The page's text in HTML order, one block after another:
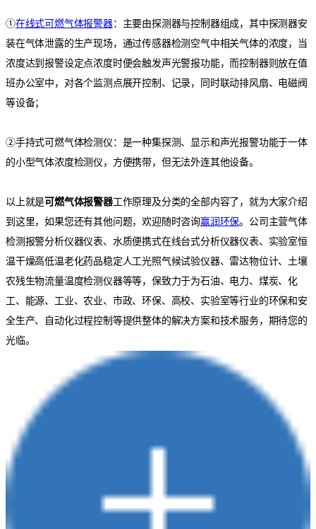
①在线式可燃气体报警器：主要由探测器与控制器组成，其中探测器安
装在气体泄露的生产现场，通过传感器检测空气中相关气体的浓度，当
浓度达到报警设定点浓度时便会触发声光警报功能，而控制器则放在值
班办公室中，对各个监测点展开控制、记录，同时联动排风扇、电磁阀
等设备；
②手持式可燃气体检测仪：是一种集探测、显示和声光报警功能于一体
的小型气体浓度检测仪，方便携带，但无法外连其他设备。
以上就是可燃气体报警器工作原理及分类的全部内容了，就为大家介绍
到这里，如果您还有其他问题，欢迎随时咨询赢润环保。公司主营气体
检测报警分析仪器仪表、水质便携式在线台式分析仪器仪表、实验室恒
温干燥高低温老化药品稳定人工光照气候试验仪器、雷达物位计、土壤
农残生物流量温度检测仪器等等，保致力于为石油、电力、煤炭、化
工、能源、工业、农业、市政、环保、高校、实验室等行业的环保和安
全生产、自动化过程控制等提供整体的解决方案和技术服务，期待您的
光临。